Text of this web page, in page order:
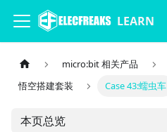
LEARN
micro:bit 相关产品
悟空搭建套装
Case 43:蠕虫车
本页总览